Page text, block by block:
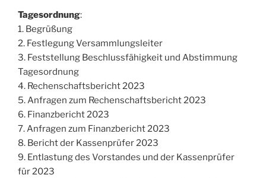
Tagesordnung:
1. Begrüßung
2. Festlegung Versammlungsleiter
3. Feststellung Beschlussfähigkeit und Abstimmung
Tagesordnung
4. Rechenschaftsbericht 2023
5. Anfragen zum Rechenschaftsbericht 2023
6. Finanzbericht 2023
7. Anfragen zum Finanzbericht 2023
8. Bericht der Kassenprüfer 2023
9. Entlastung des Vorstandes und der Kassenprüfer
für 2023